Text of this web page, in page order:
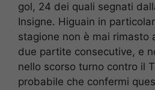
gol, 24 dei quali segnati
Insigne. Higuain in
stagione non è mai rimasto
due partite consecutive, e
nello scorso turno contro il
probabile che confermi